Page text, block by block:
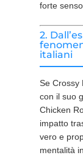
forte
2.
italiani
Se Crossy
con il suo
Chicken
impatto
vero e
mentalità